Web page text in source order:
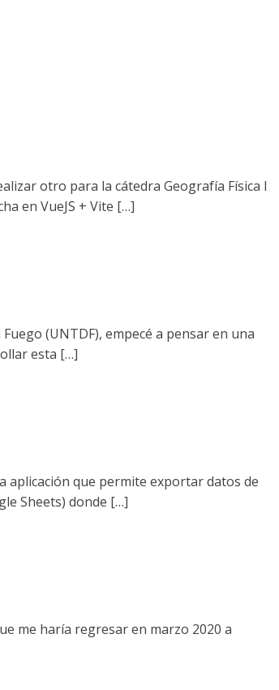
otro para la cátedra Geografía Física I
en VueJS + Vite […]
(UNTDF), empecé a pensar en una
esta […]
aplicación que permite exportar datos de
Sheets) donde […]
me haría regresar en marzo 2020 a